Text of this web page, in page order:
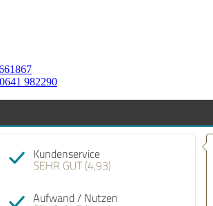
982290
Kundenservice
SEHR GUT (4,93)
Aufwand / Nutzen
Empfehlung! Also
zufrieden mit
TEAM habe die
im Bereich
euch nur
Gut und Erfolgreich